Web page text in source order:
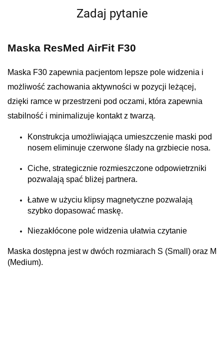
Zadaj pytanie
Maska ResMed AirFit F30
Maska F30 zapewnia pacjentom lepsze pole widzenia i
możliwość zachowania aktywności w pozycji leżącej,
dzięki ramce w przestrzeni pod oczami, która zapewnia
stabilność i minimalizuje kontakt z twarzą.
Konstrukcja umożliwiająca umieszczenie maski pod
nosem eliminuje czerwone ślady na grzbiecie nosa.
Ciche, strategicznie rozmieszczone odpowietrzniki
pozwalają spać bliżej partnera.
Łatwe w użyciu klipsy magnetyczne pozwalają
szybko dopasować maskę.
Niezakłócone pole widzenia ułatwia czytanie
Maska dostępna jest w dwóch rozmiarach S (Small) oraz M
(Medium).